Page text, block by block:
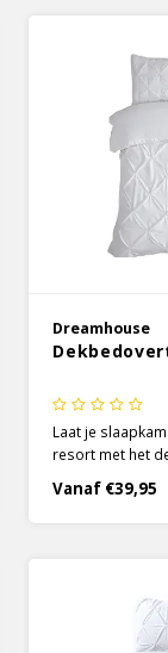
Dreamhouse
Laat je
resort met het
zelf heeft een
van de pintuck
Vanaf €39,95